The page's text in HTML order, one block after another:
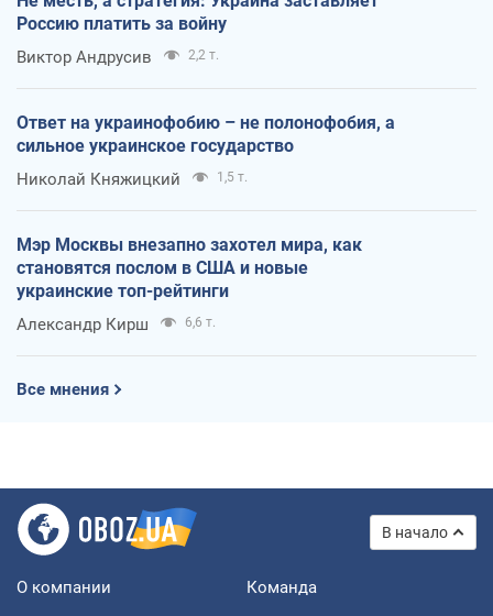
Россию платить за войну
Виктор Андрусив 2,2 т.
Ответ на украинофобию – не полонофобия, а
сильное украинское государство
Николай Княжицкий 1,5 т.
Мэр Москвы внезапно захотел мира, как
становятся послом в США и новые
украинские топ-рейтинги
Александр Кирш 6,6 т.
Все мнения
В начало
О компании Команда